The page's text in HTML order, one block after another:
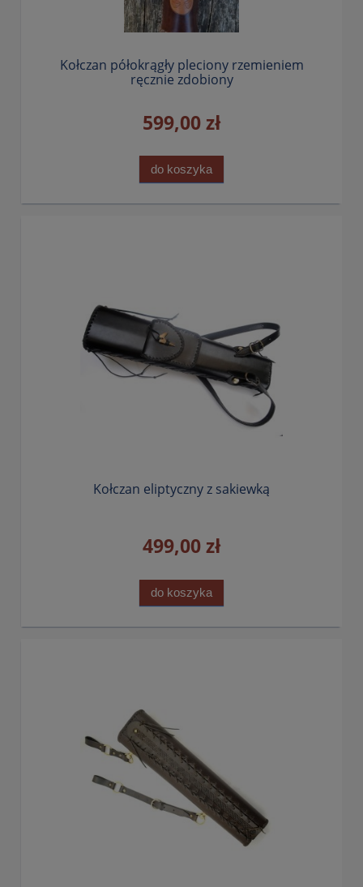
Kołczan półokrągły pleciony rzemieniem
ręcznie zdobiony
599,00 zł
do koszyka
Kołczan eliptyczny z sakiewką
499,00 zł
do koszyka